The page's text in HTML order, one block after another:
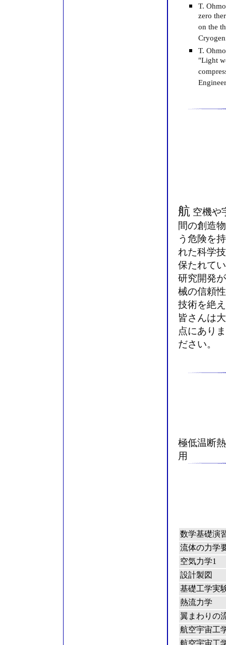
T.
zero
on the
T.
"Light
航 空機や
間の創造
う危険を
れた科学
保たれて
研究開発
械の信頼
技術を絶
皆さんは
点にあり
ださい。
極低温断
用
数学基礎演
流体の力学
空気力学1
設計製図
基礎工学実
熱流力学
翼まわりの
航空宇宙工
航空宇宙工